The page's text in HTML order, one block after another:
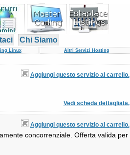
Chi Siamo
Linux Altri Servizi Hosting
Aggiungi questo servizio al carrello.
Vedi scheda dettagliata.
Aggiungi questo servizio al carrello.
concorrenziale. Offerta valida per